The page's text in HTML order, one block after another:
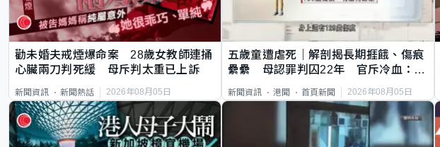
勸未婚夫戒煙爆命案 28歲女教師連捅
心臟兩刀判死緩 母斥判太重已上訴
新聞資訊 新聞熱話 2026年08月05日
五歲童遭虐死｜解剖揭長期捱餓、傷痕
纍纍 母認罪判囚22年 官斥冷血：同
新聞資訊 港聞 首頁新聞 2026年08月05日